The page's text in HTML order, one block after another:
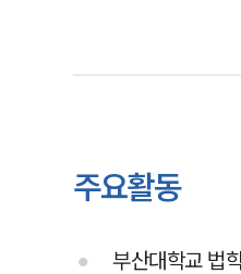
주요활동
부산대학교 법